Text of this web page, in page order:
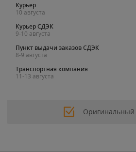
Курьер
10 августа
Курьер СДЭК
9-10 августа
Пункт выдачи заказов СДЭК
8-9 августа
Транспортная компания
11-13 августа
Оригинальный